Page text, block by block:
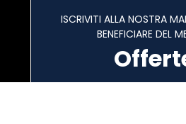
ISCRIVITI ALLA NOSTRA
BENEFICIARE DEL